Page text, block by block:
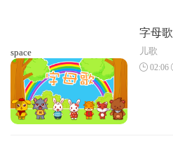
space
字母歌
儿歌
02:06